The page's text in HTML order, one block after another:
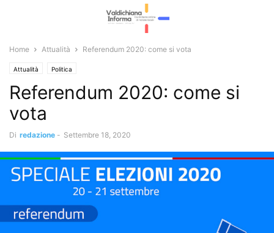
Home Attualità Referendum 2020: come si vota
Attualità Politica
Referendum 2020: come si
vota
Di redazione - Settembre 18, 2020